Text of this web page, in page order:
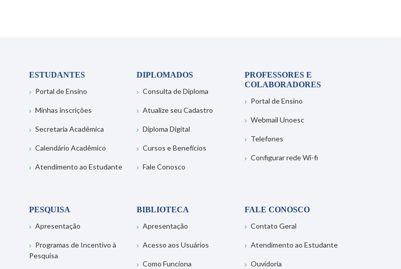
ESTUDANTES
Portal de Ensino
Minhas inscrições
Secretaria Acadêmica
Calendário Acadêmico
Atendimento ao Estudante
DIPLOMADOS
Consulta de Diploma
Atualize seu Cadastro
Diploma Digital
Cursos e Benefícios
Fale Conosco
PROFESSORES E
COLABORADORES
Portal de Ensino
Webmail Unoesc
Telefones
Configurar rede Wi-fi
PESQUISA
Apresentação
Programas de Incentivo à
Pesquisa
BIBLIOTECA
Apresentação
Acesso aos Usuários
Como Funciona
FALE CONOSCO
Contato Geral
Atendimento ao Estudante
Ouvidoria